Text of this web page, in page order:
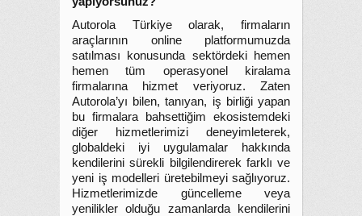
Autorola Türkiye olarak, firmaların
araçlarının online platformumuzda
satılması konusunda sektördeki hemen
hemen tüm operasyonel kiralama
firmalarına hizmet veriyoruz. Zaten
Autorola’yı bilen, tanıyan, iş birliği yapan
bu firmalara bahsettiğim ekosistemdeki
diğer hizmetlerimizi deneyimleterek,
globaldeki iyi uygulamalar hakkında
kendilerini sürekli bilgilendirerek farklı ve
yeni iş modelleri üretebilmeyi sağlıyoruz.
Hizmetlerimizde güncelleme veya
yenilikler olduğu zamanlarda kendilerini